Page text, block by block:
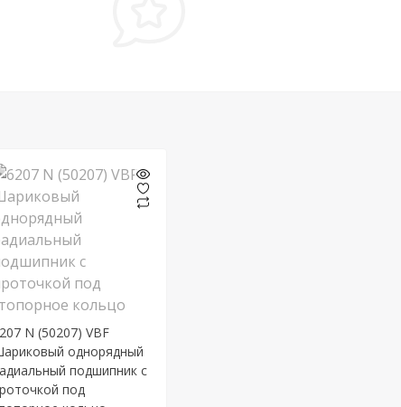
N (50207) VBF
однорядный
подшипник c
под